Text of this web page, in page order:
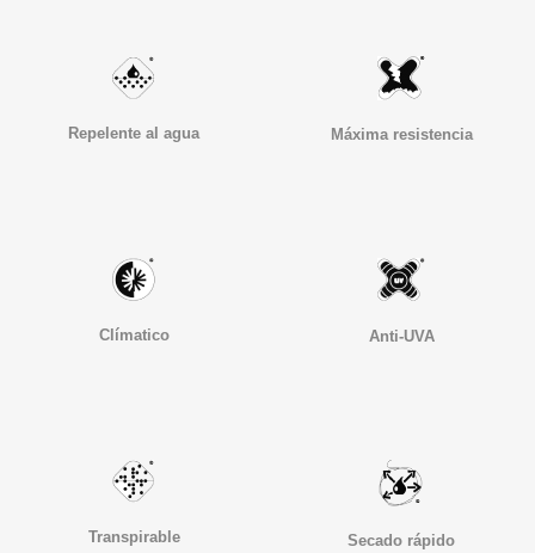
Repelente al agua Máxima resistencia
Clímatico Anti-UVA
Transpirable Secado rápido